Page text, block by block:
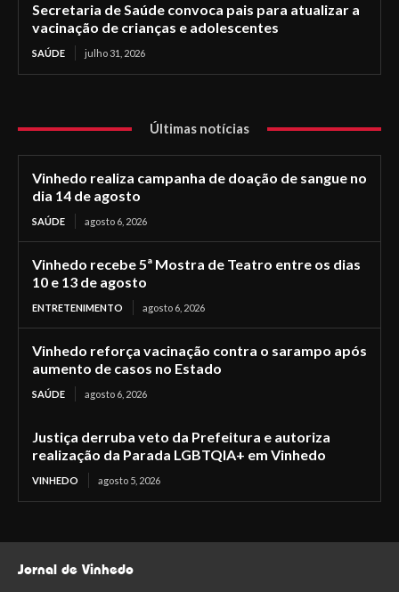
Secretaria de Saúde convoca pais para atualizar a
vacinação de crianças e adolescentes
SAÚDE julho 31, 2026
Últimas notícias
Vinhedo realiza campanha de doação de sangue no
dia 14 de agosto
SAÚDE agosto 6, 2026
Vinhedo recebe 5ª Mostra de Teatro entre os dias
10 e 13 de agosto
ENTRETENIMENTO agosto 6, 2026
Vinhedo reforça vacinação contra o sarampo após
aumento de casos no Estado
SAÚDE agosto 6, 2026
Justiça derruba veto da Prefeitura e autoriza
realização da Parada LGBTQIA+ em Vinhedo
VINHEDO agosto 5, 2026
Jornal de Vinhedo